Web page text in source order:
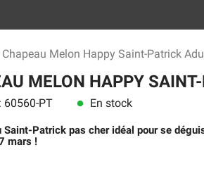
Chapeau Melon Happy Saint-Patrick
MELON HAPPY
60560-PT lens En stock
Saint-Patrick pas cher idéal pour se
mars !